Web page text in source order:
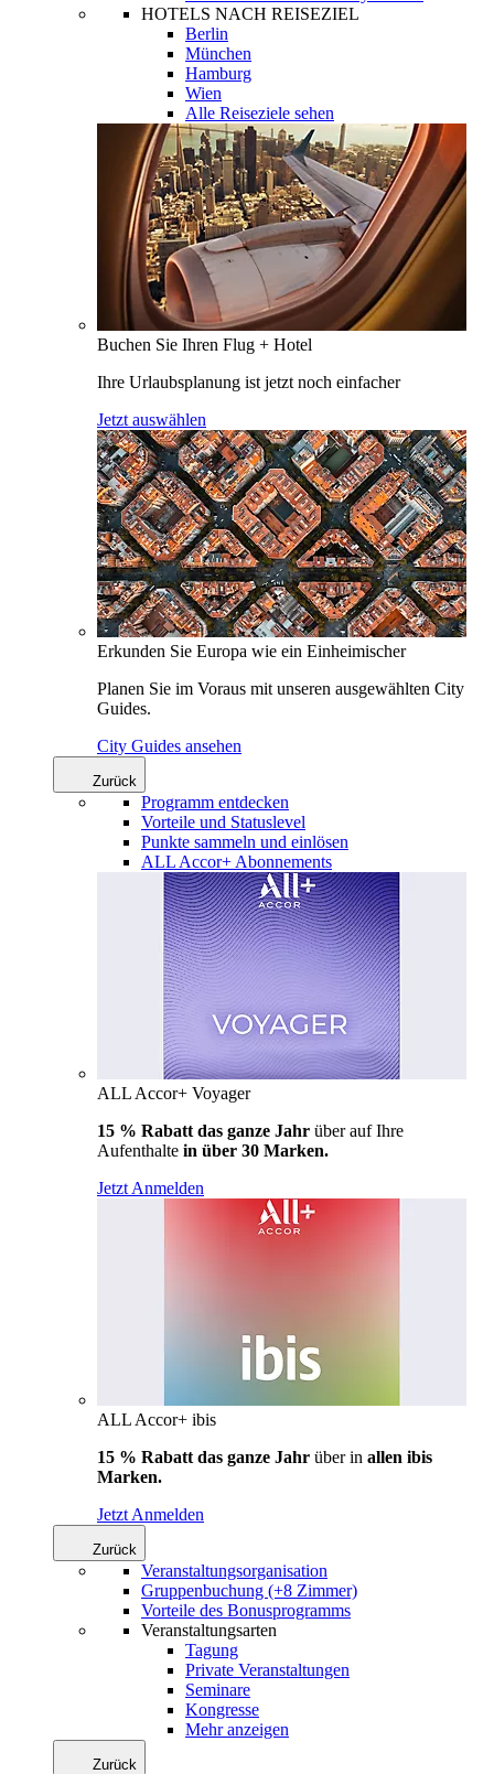
HOTELS NACH REISEZIEL
Berlin
München
Hamburg
Wien
Alle Reiseziele sehen
Buchen Sie Ihren Flug + Hotel
Ihre Urlaubsplanung ist jetzt noch einfacher
Jetzt auswählen
Erkunden Sie Europa wie ein Einheimischer
Planen Sie im Voraus mit unseren ausgewählten City
Guides.
City Guides ansehen
Zurück
Programm entdecken
Vorteile und Statuslevel
Punkte sammeln und einlösen
ALL Accor+ Abonnements
ALL Accor+ Voyager
15 % Rabatt das ganze Jahr über auf Ihre
Aufenthalte in über 30 Marken.
Jetzt Anmelden
ALL Accor+ ibis
15 % Rabatt das ganze Jahr über in allen ibis
Marken.
Jetzt Anmelden
Zurück
Veranstaltungsorganisation
Gruppenbuchung (+8 Zimmer)
Vorteile des Bonusprogramms
Veranstaltungsarten
Tagung
Private Veranstaltungen
Seminare
Kongresse
Mehr anzeigen
Zurück